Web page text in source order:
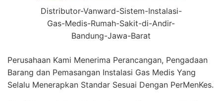
Distributor-Vanward-Sistem-Instalasi-
Gas-Medis-Rumah-Sakit-di-Andir-
Bandung-Jawa-Barat
Perusahaan Kami Menerima Perancangan, Pengadaan
Barang dan Pemasangan Instalasi Gas Medis Yang
Selalu Menerapkan Standar Sesuai Dengan PerMenKes.